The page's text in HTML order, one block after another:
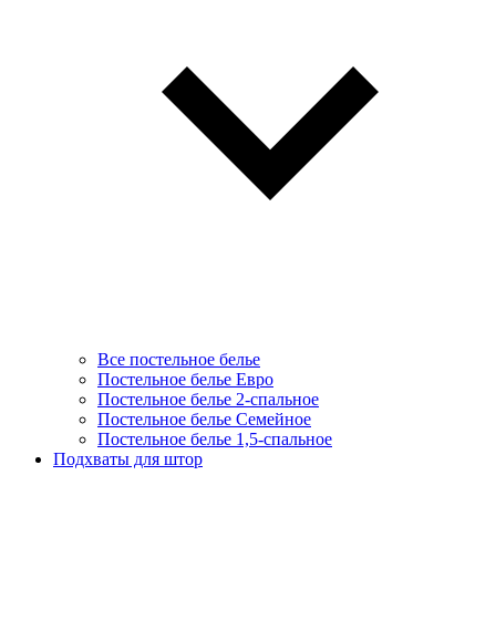
Все постельное белье
Постельное белье Евро
Постельное белье 2-спальное
Постельное белье Семейное
Постельное белье 1,5-спальное
Подхваты для штор